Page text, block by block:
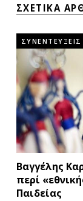
ΣΧΕΤΙΚΑ
ΣΥΝΕΝΤΕΥΞΕΙΣ
Βαγγέλης
περί
Παιδείας